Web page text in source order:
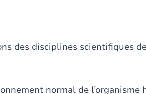
des disciplines scientifiques
normal de l’organisme